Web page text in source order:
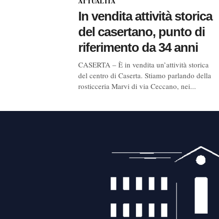
In vendita attività storica
del casertano, punto di
riferimento da 34 anni
CASERTA – È in vendita un’attività storica
del centro di Caserta. Stiamo parlando della
rosticceria Marvi di via Ceccano, nei...